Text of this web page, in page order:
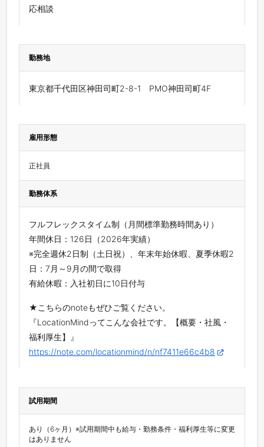
応相談
勤務地
東京都千代田区神田司町2-8-1 PMO神田司町4F
雇用形態
正社員
勤務体系
フルフレックスタイム制（月間標準勤務時間あり）
年間休日：126日（2026年実績）
※完全週休2日制（土日祝）、年末年始休暇、夏季休暇2
日：7月～9月の間で取得
有給休暇：入社初日に10日付与
★こちらのnoteもぜひご覧ください。
『LocationMindってこんな会社です。【概要・社風・
福利厚生】』
https://note.com/locationmind/n/nf7411e66c4b8
試用期間
あり（6ヶ月）※試用期間中も給与・勤務条件・福利厚生等に変更
はありません